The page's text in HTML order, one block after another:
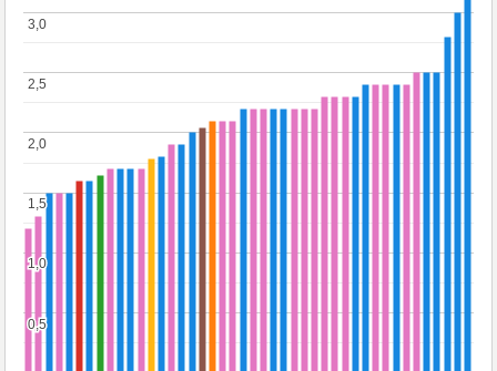
0,5
0,5
1,0
1,0
1,5
1,5
2,0
2,0
2,5
2,5
3,0
3,0